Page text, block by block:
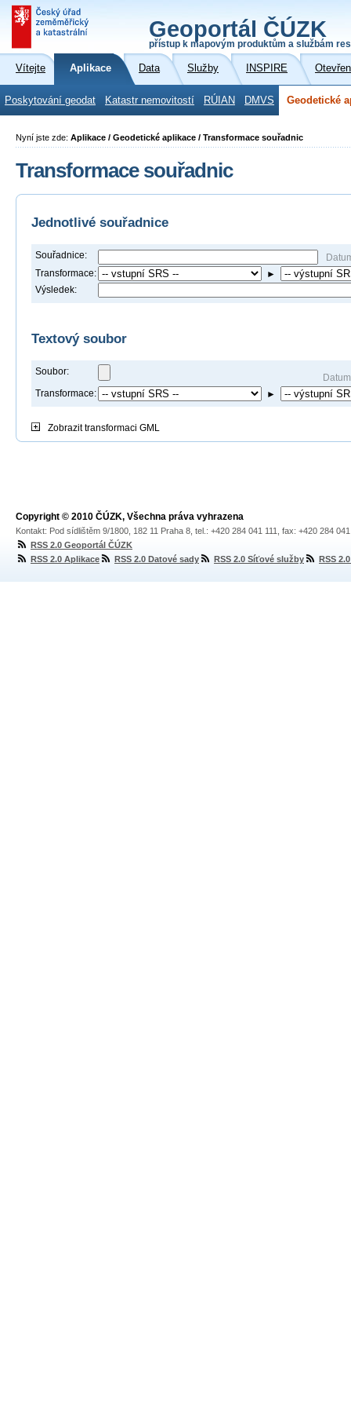
Geoportál ČÚZK
přístup k mapovým produktům a službám
Vítejte Aplikace Data Služby INSPIRE
Poskytování geodat Katastr nemovitostí RÚIAN DMVS Geodetické
Nyní jste zde: Aplikace / Geodetické aplikace / Transformace souřadnic
Transformace souřadnic
Jednotlivé souřadnice
Souřadnice:
Transformace:
►
Výsledek:
Textový soubor
Soubor:
Transformace:
►
Zobrazittransformaci GML
Copyright © 2010 ČÚZK, Všechna práva vyhrazena
Kontakt: Pod sídlištěm 9/1800, 182 11 Praha 8, tel.: +420 284 041 111, fax: +420 284
RSS 2.0 Geoportál ČÚZK
RSS 2.0 Aplikace
RSS 2.0 Datové sady RSS 2.0 Síťové služby RSS